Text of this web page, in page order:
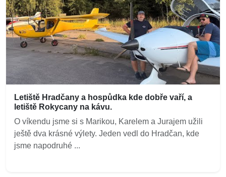
Letiště Hradčany a hospůdka kde dobře vaří, a
letiště Rokycany na kávu.
O víkendu jsme si s Marikou, Karelem a Jurajem užili
ještě dva krásné výlety. Jeden vedl do Hradčan, kde
jsme napodruhé ...